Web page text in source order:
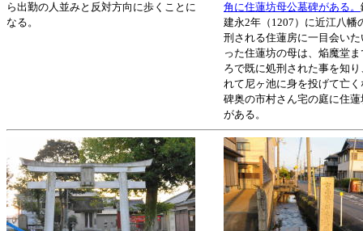
ら出勤の人並みと反対方向に歩くことに
なる。
角に住蓮坊母公墓碑がある。
建永2年（1207）に近江八幡
刑される住蓮房に一目会い
った住蓮坊の母は、焔魔堂
ろで既に処刑された事を知
れて尼ヶ池に身を投げて亡
碑奥の市村さん宅の庭に住
がある。